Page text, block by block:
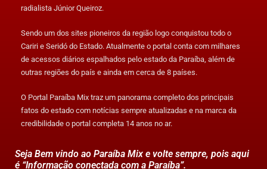
radialista Júnior Queiroz.
Sendo um dos sites pioneiros da região logo conquistou todo o
Cariri e Seridó do Estado. Atualmente o portal conta com milhares
de acessos diários espalhados pelo estado da Paraíba, além de
outras regiões do país e ainda em cerca de 8 países.
O Portal Paraíba Mix traz um panorama completo dos principais
fatos do estado com notícias sempre atualizadas e na marca da
credibilidade o portal completa 14 anos no ar.
Seja Bem vindo ao Paraíba Mix e volte sempre, pois aqui
é “Informação conectada com a Paraíba”.